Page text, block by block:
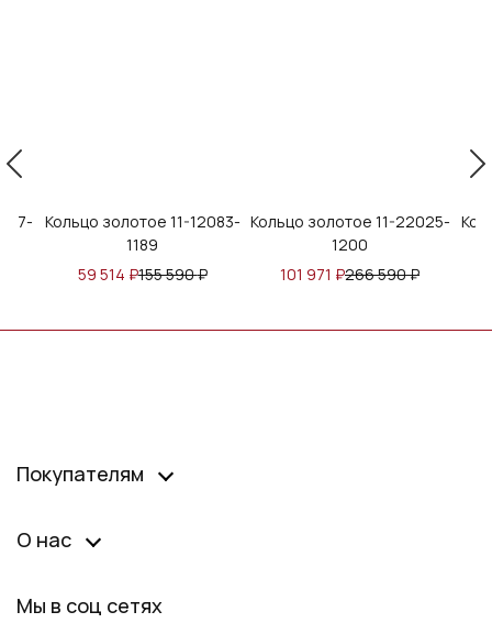
Кольцо золотое 11-12083-
1189
59 514 ₽155 590₽
Кольцо золотое 11-22025-
1200
101 971 ₽266 590₽
Покупателям
О нас
Мы в соц сетях